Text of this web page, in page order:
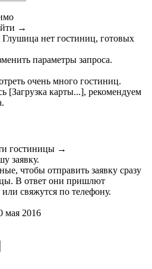
→
нет гостиниц, готовых
параметры запроса.
очень много гостиниц.
[Загрузка карты...], рекомендуем
.
гостиницы →
заявку.
чтобы отправить заявку сразу
В ответ они пришлют
свяжутся по телефону.
мая 2016